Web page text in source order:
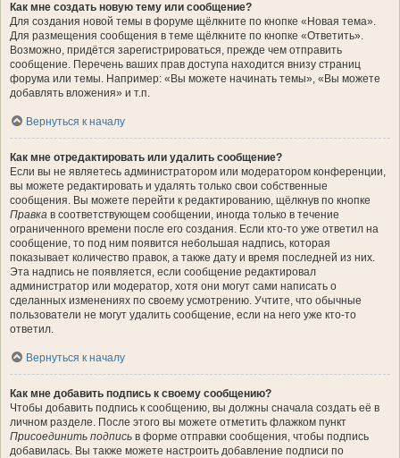
Как мне создать новую тему или сообщение?
Для создания новой темы в форуме щёлкните по кнопке «Новая тема».
Для размещения сообщения в теме щёлкните по кнопке «Ответить».
Возможно, придётся зарегистрироваться, прежде чем отправить
сообщение. Перечень ваших прав доступа находится внизу страниц
форума или темы. Например: «Вы можете начинать темы», «Вы можете
добавлять вложения» и т.п.
Вернуться к началу
Как мне отредактировать или удалить сообщение?
Если вы не являетесь администратором или модератором конференции,
вы можете редактировать и удалять только свои собственные
сообщения. Вы можете перейти к редактированию, щёлкнув по кнопке
Правка в соответствующем сообщении, иногда только в течение
ограниченного времени после его создания. Если кто-то уже ответил на
сообщение, то под ним появится небольшая надпись, которая
показывает количество правок, а также дату и время последней из них.
Эта надпись не появляется, если сообщение редактировал
администратор или модератор, хотя они могут сами написать о
сделанных изменениях по своему усмотрению. Учтите, что обычные
пользователи не могут удалить сообщение, если на него уже кто-то
ответил.
Вернуться к началу
Как мне добавить подпись к своему сообщению?
Чтобы добавить подпись к сообщению, вы должны сначала создать её в
личном разделе. После этого вы можете отметить флажком пункт
Присоединить подпись в форме отправки сообщения, чтобы подпись
добавилась. Вы также можете настроить добавление подписи по